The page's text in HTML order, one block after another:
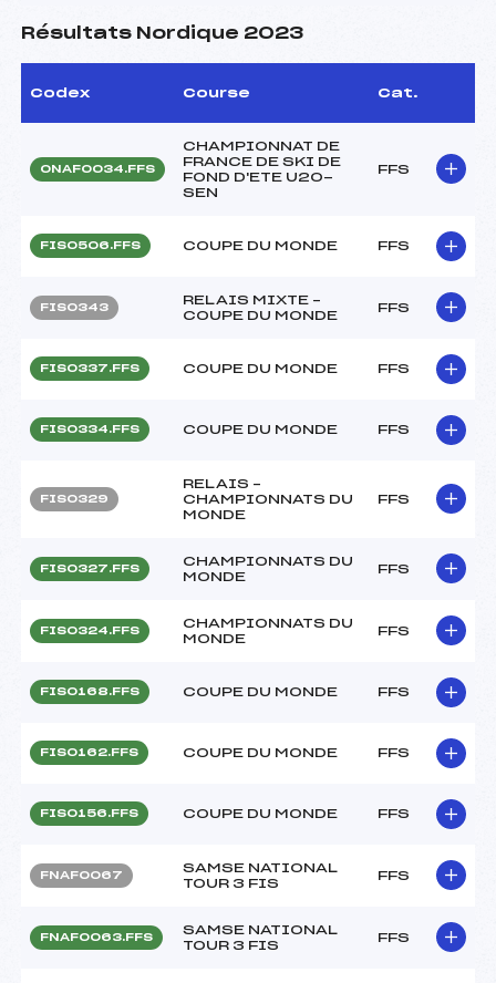
Résultats Nordique 2023
Codex Course Cat.
ONAF0034.FFS
CHAMPIONNAT DE
FRANCE DE SKI DE
FOND D'ETE U20-
SEN
FFS
FIS0506.FFS COUPE DU MONDE FFS
FIS0343
RELAIS MIXTE –
COUPE DU MONDE
FFS
FIS0337.FFS COUPE DU MONDE FFS
FIS0334.FFS COUPE DU MONDE FFS
FIS0329
RELAIS –
CHAMPIONNATS DU
MONDE
FFS
FIS0327.FFS
CHAMPIONNATS DU
MONDE
FFS
FIS0324.FFS
CHAMPIONNATS DU
MONDE
FFS
FIS0168.FFS COUPE DU MONDE FFS
FIS0162.FFS COUPE DU MONDE FFS
FIS0156.FFS COUPE DU MONDE FFS
FNAF0067
SAMSE NATIONAL
TOUR 3 FIS
FFS
FNAF0063.FFS
SAMSE NATIONAL
TOUR 3 FIS
FFS